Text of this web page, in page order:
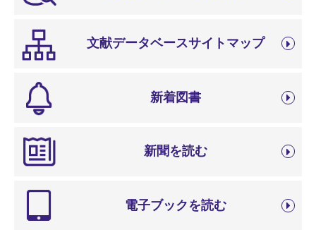
文献データベースサイトマップ
新着図書
新聞を読む
電子ブックを読む